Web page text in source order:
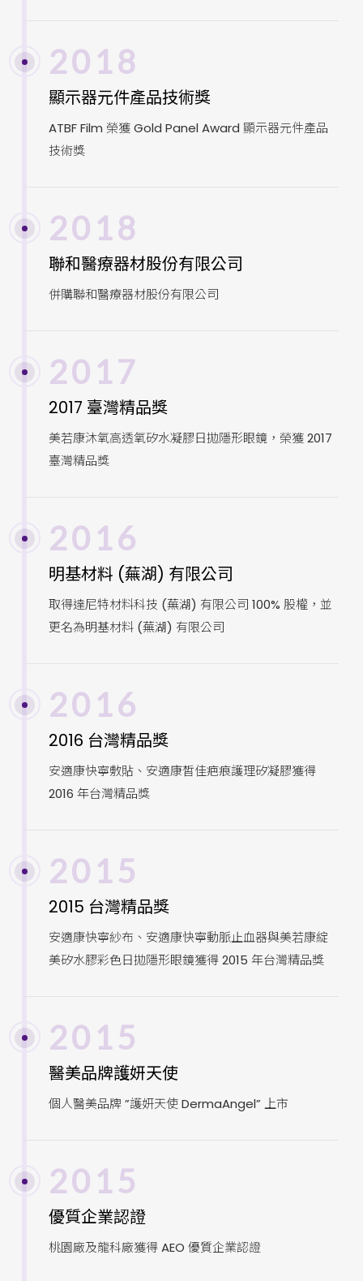
2018
顯示器元件產品技術獎
ATBF Film 榮獲 Gold Panel Award 顯示器元件產品
技術獎
2018
聯和醫療器材股份有限公司
併購聯和醫療器材股份有限公司
2017
2017 臺灣精品獎
美若康沐氧高透氧矽水凝膠日拋隱形眼鏡，榮獲 2017
臺灣精品獎
2016
明基材料 (蕪湖) 有限公司
取得達尼特材料科技 (蕪湖) 有限公司 100% 股權，並
更名為明基材料 (蕪湖) 有限公司
2016
2016 台灣精品獎
安適康快寧敷貼、安適康皙佳疤痕護理矽凝膠獲得
2016 年台灣精品獎
2015
2015 台灣精品獎
安適康快寧紗布、安適康快寧動脈止血器與美若康綻
美矽水膠彩色日拋隱形眼鏡獲得 2015 年台灣精品獎
2015
醫美品牌護妍天使
個人醫美品牌 ”護妍天使 DermaAngel” 上市
2015
優質企業認證
桃園廠及龍科廠獲得 AEO 優質企業認證